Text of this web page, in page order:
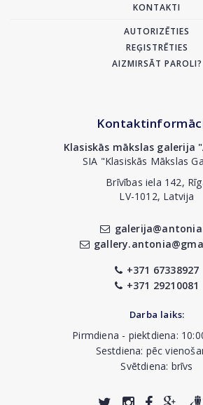
KONTAKTI
AUTORIZĒTIES
REĢISTRĒTIES
AIZMIRSĀT PAROLI?
Klasiskās mākslas galerija
SIA "Klasiskās Mākslas
Brīvības iela 142,
LV-1012, Latvija
+371 67338927
+371 29210081
Darba laiks:
Pirmdiena - piektdiena:
Sestdiena: pēc
Svētdiena: brīvs